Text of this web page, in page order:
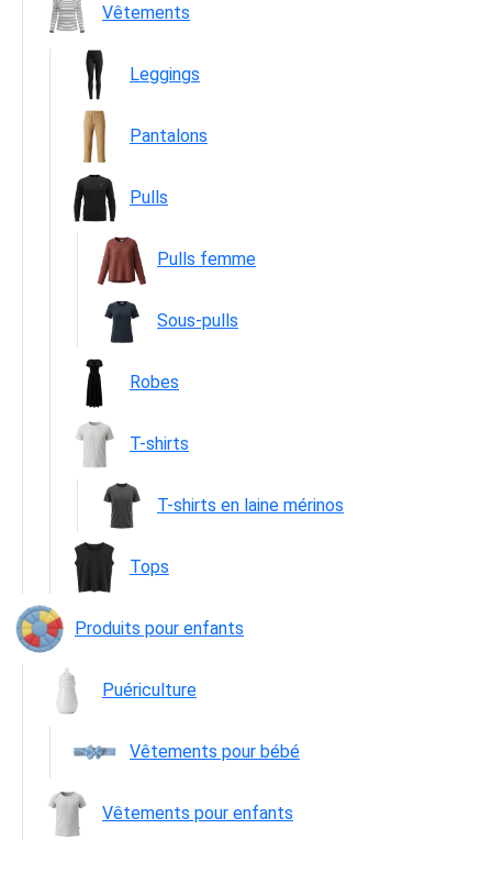
Vêtements
Leggings
Pantalons
Pulls
Pulls femme
Sous-pulls
Robes
T-shirts
T-shirts en laine mérinos
Tops
Produits pour enfants
Puériculture
Vêtements pour bébé
Vêtements pour enfants